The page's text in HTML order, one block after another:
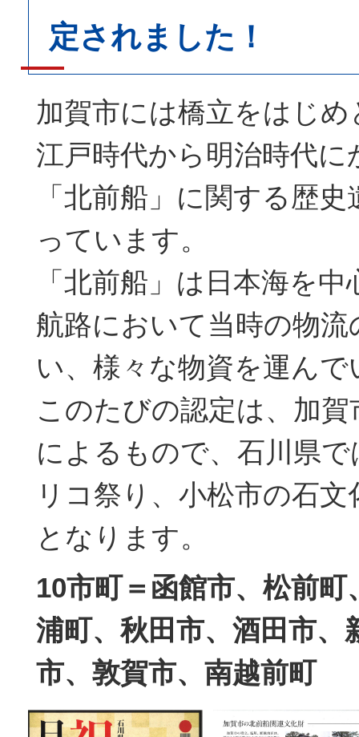
定されました！
加賀市には橋立をはじ
江戸時代から明治時代に
「北前船」に関する歴
っています。
「北前船」は日本海を
航路において当時の物流
い、様々な物資を運ん
このたびの認定は、加
によるもので、石川県
リコ祭り、小松市の石
となります。
10市町＝函館市、松前町
浦町、秋田市、酒田市、
市、敦賀市、南越前町